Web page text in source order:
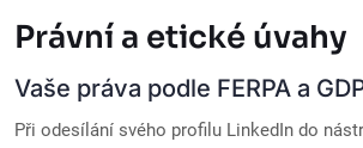
Právní a etické úvahy
Vaše práva podle FERPA a
Při odesílání svého profilu LinkedIn do